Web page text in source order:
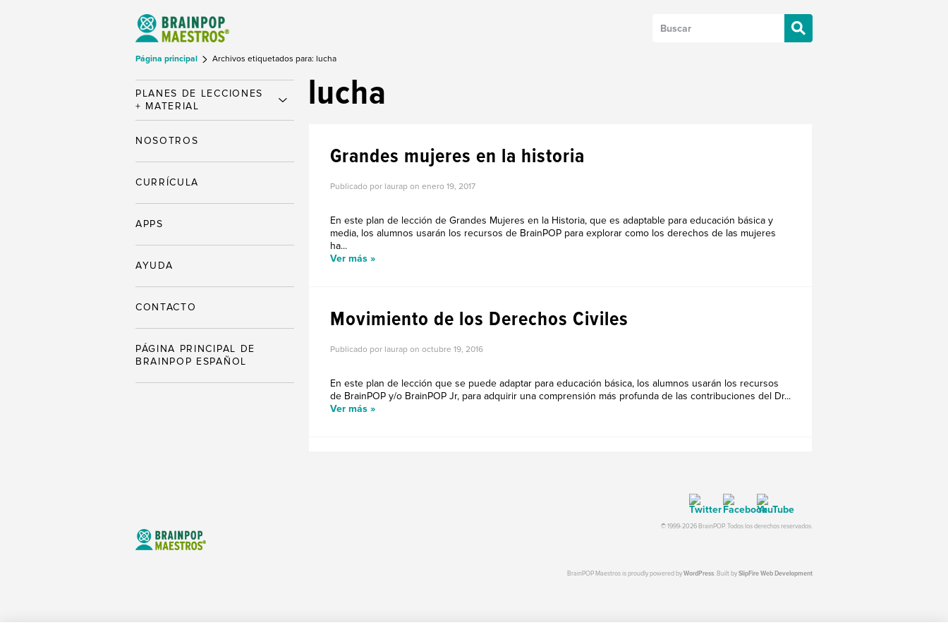
Página principal Archivos etiquetados para: lucha
lucha
Grandes mujeres en la historia
Publicado por laurap on enero 19, 2017
En este plan de lección de Grandes Mujeres en la Historia, que es adaptable para educación básica y
media, los alumnos usarán los recursos de BrainPOP para explorar como los derechos de las mujeres
ha...
Ver más »
Movimiento de los Derechos Civiles
Publicado por laurap on octubre 19, 2016
En este plan de lección que se puede adaptar para educación básica, los alumnos usarán los recursos
de BrainPOP y/o BrainPOP Jr, para adquirir una comprensión más profunda de las contribuciones del Dr...
Ver más »
PLANES DE LECCIONES
+ MATERIAL
NOSOTROS
CURRÍCULA
APPS
AYUDA
CONTACTO
PÁGINA PRINCIPAL DE
BRAINPOP ESPAÑOL
© 1999-2026 BrainPOP. Todos los derechos reservados.
BrainPOP Maestros is proudly powered byWordPress. Built bySlipFire Web Development